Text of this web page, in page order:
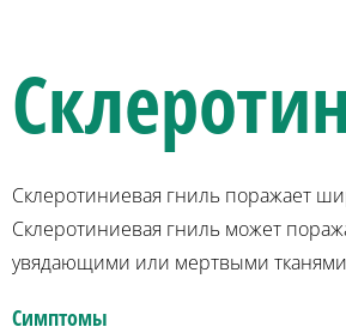
Склеротиниевая гниль поражает
Склеротиниевая гниль может
увядающими или мертвыми
Симптомы